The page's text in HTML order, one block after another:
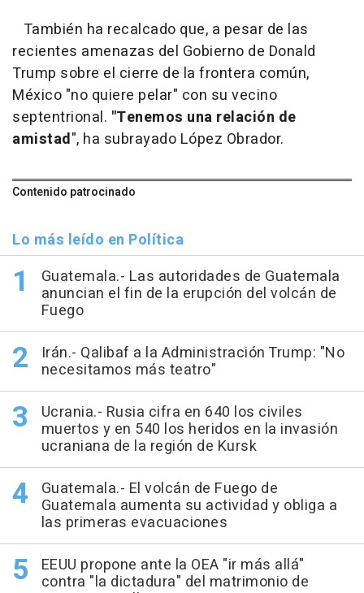
También ha recalcado que, a pesar de las
recientes amenazas del Gobierno de Donald
Trump sobre el cierre de la frontera común,
México "no quiere pelar" con su vecino
septentrional. "Tenemos una relación de
amistad", ha subrayado López Obrador.
Contenido patrocinado
Lo más leído en Política
Guatemala.- Las autoridades de Guatemala
anuncian el fin de la erupción del volcán de
Fuego
Irán.- Qalibaf a la Administración Trump: "No
necesitamos más teatro"
Ucrania.- Rusia cifra en 640 los civiles
muertos y en 540 los heridos en la invasión
ucraniana de la región de Kursk
Guatemala.- El volcán de Fuego de
Guatemala aumenta su actividad y obliga a
las primeras evacuaciones
EEUU propone ante la OEA "ir más allá"
contra "la dictadura" del matrimonio de